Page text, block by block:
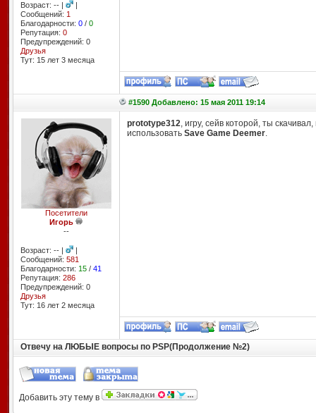
Возраст: -- |
|
Сообщений: 1
Благодарности: 0/ 0
Репутация: 0
Предупреждений: 0
Друзья
Тут: 15 лет 3 месяцa
#1590 Добавлено: 15 мая 2011 19:14
Посетители
Игорь
--
Возраст: -- |
|
Сообщений: 581
Благодарности: 15/ 41
Репутация: 286
Предупреждений: 0
Друзья
Тут: 16 лет 2 месяцa
prototype312, игру, сейв которой, ты
использовать Save Game Deemer.
Отвечу на ЛЮБЫЕ вопросы по PSP(Продолжение №2)
Добавить эту тему в